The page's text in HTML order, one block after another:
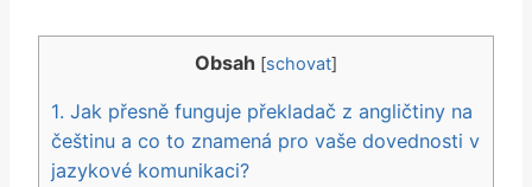
Obsah [schovat]
1. Jak přesně funguje překladač z angličtiny na
češtinu a co to znamená pro vaše dovednosti v
jazykové komunikaci?